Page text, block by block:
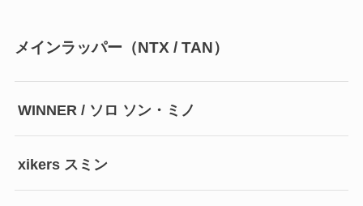
メインラッパー（NTX / TAN）
WINNER / ソロ ソン・ミノ
xikers スミン